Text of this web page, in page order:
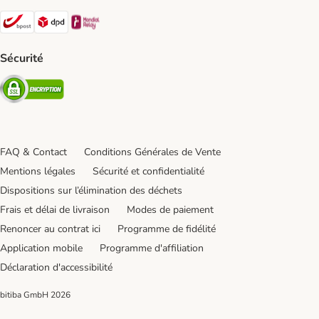
Bpost Shipping Method
DPD Shipping Method
Sécurité
Security
FAQ & Contact
Conditions Générales de Vente
Mentions légales
Sécurité et confidentialité
Dispositions sur l’élimination des déchets
Frais et délai de livraison
Modes de paiement
Renoncer au contrat ici
Programme de fidélité
Application mobile
Programme d'affiliation
Déclaration d'accessibilité
bitiba GmbH 2026